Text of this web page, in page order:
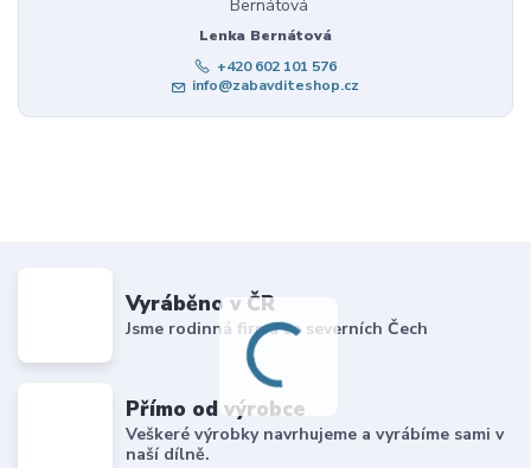
Lenka Bernátová
+420 602 101 576
info@zabavditeshop.cz
Vyráběno v ČR
Jsme rodinná firma ze severních Čech
Přímo od výrobce
Veškeré výrobky navrhujeme a vyrábíme sami v
naší dílně.